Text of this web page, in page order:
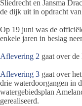
Sliedrecht en Jansma
de dijk uit in opdracht
Op 19 juni was de
enkele jaren in beslag
Aflevering 2 gaat over
Aflevering 3 gaat over
drie waterdoorgangen in
watergebiedsplan
gerealiseerd.